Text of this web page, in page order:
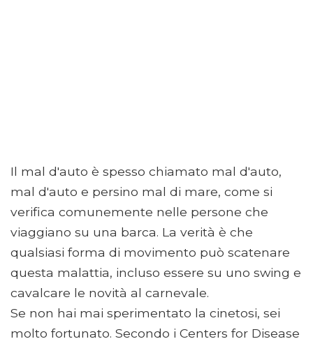
Il mal d'auto è spesso chiamato mal d'auto,
mal d'auto e persino mal di mare, come si
verifica comunemente nelle persone che
viaggiano su una barca. La verità è che
qualsiasi forma di movimento può scatenare
questa malattia, incluso essere su uno swing e
cavalcare le novità al carnevale.
Se non hai mai sperimentato la cinetosi, sei
molto fortunato. Secondo i Centers for Disease